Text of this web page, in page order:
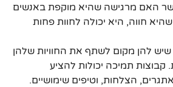
האם מרגישה שהיא מוקפת באנשים
חווה, היא יכולה לחוות פחות
להן מקום לשתף את החוויות שלהן
קבוצות תמיכה יכולות להציע
הצלחות, וטיפים שימושיים.